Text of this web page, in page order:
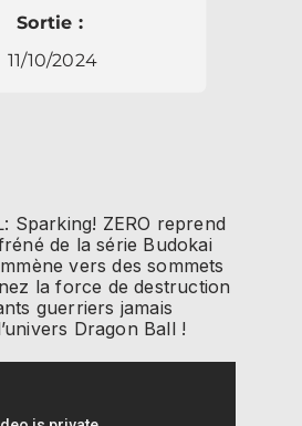
Sortie :
11/10/2024
Sparking! ZERO reprend
de la série Budokai
vers des sommets
la force de destruction
guerriers jamais
Dragon Ball !